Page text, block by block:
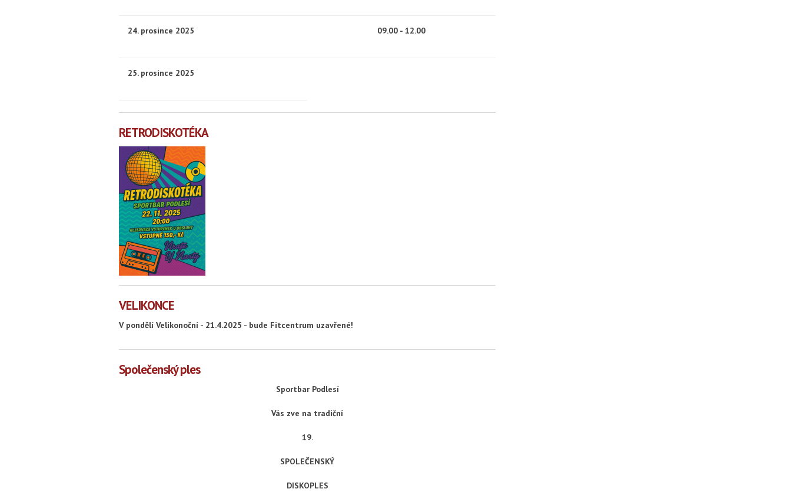
24. prosince 2025 09.00 - 12.00
25. prosince 2025
RETRODISKOTÉKA
VELIKONCE
V pondělí Velikonoční - 21.4.2025 - bude Fitcentrum uzavřené!
Společenský ples
Sportbar Podlesí
Vás zve na tradiční
19.
SPOLEČENSKÝ
DISKOPLES